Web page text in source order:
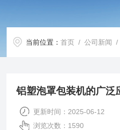
当前位置：首页 /公司新闻 /
铝塑泡罩包装机的广泛
更新时间：2025-06-12
浏览次数：1590